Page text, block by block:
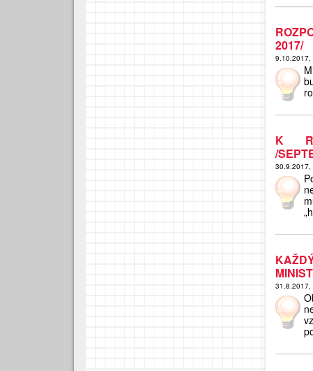
2017/
9.10.2017,
K
/
30.9.2017,
31.8.2017,